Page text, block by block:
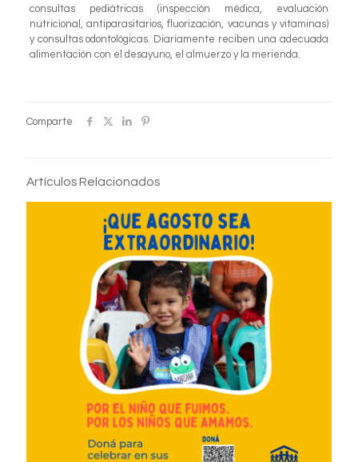
consultas pediátricas (inspección médica, evaluación
nutricional, antiparasitarios, fluorización, vacunas y vitaminas)
y consultas odontológicas. Diariamente reciben una adecuada
alimentación con el desayuno, el almuerzo y la merienda.
Comparte
Artículos Relacionados